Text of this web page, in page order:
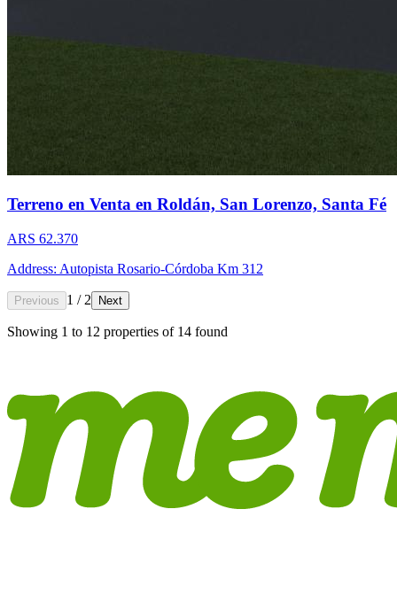
Terreno en Venta en Roldán, San Lorenzo, Santa Fé
ARS 62.370
Address: Autopista Rosario-Córdoba Km 312
Previous 1 / 2 Next
Showing 1 to 12 properties of 14 found